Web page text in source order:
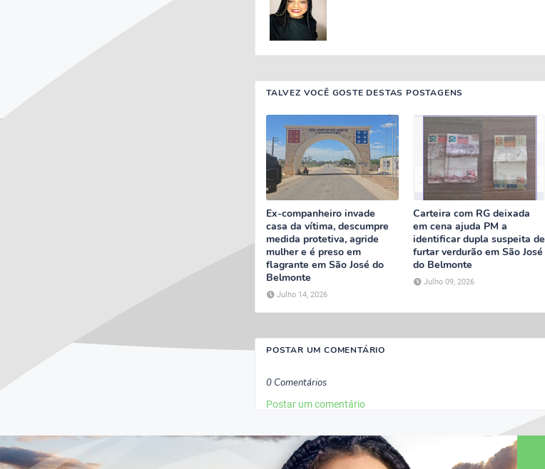
TALVEZ VOCÊ GOSTE DESTAS POSTAGENS
Ex-companheiro invade
casa da vítima, descumpre
medida protetiva, agride
mulher e é preso em
flagrante em São José do
Belmonte
Julho 14, 2026
Carteira com RG deixada
em cena ajuda PM a
identificar dupla suspeita de
furtar verdurão em São José
do Belmonte
Julho 09, 2026
POSTAR UM COMENTÁRIO
0 Comentários
Postar um comentário